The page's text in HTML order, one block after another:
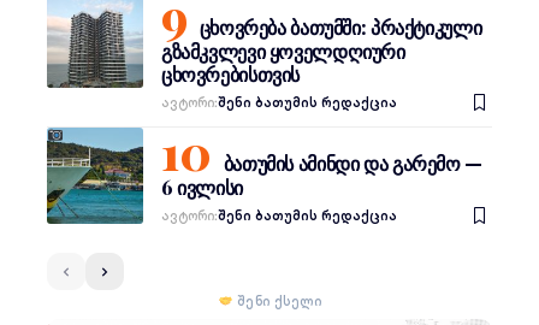
ცხოვრება ბათუმში: პრაქტიკული
გზამკვლევი ყოველდღიური
ცხოვრებისთვის
Ავტორი:შენი ბათუმის რედაქცია
ფოტო: Emin
Alper / Pexels
ბათუმის ამინდი და გარემო —
6 ივლისი
Ავტორი:შენი ბათუმის რედაქცია
შენი ქსელი